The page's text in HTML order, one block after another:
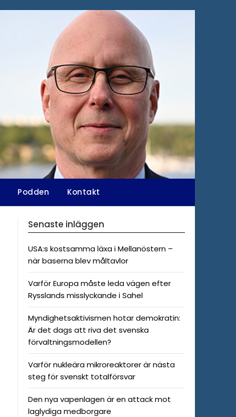
Podden Kontakt
Senaste inläggen
USA:s kostsamma läxa i Mellanöstern –
när baserna blev måltavlor
Varför Europa måste leda vägen efter
Rysslands misslyckande i Sahel
Myndighetsaktivismen hotar demokratin:
Är det dags att riva det svenska
förvaltningsmodellen?
Varför nukleära mikroreaktorer är nästa
steg för svenskt totalförsvar
Den nya vapenlagen är en attack mot
laglydiga medborgare